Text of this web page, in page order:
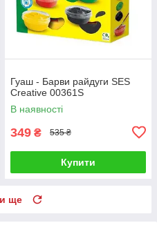
Гуаш - Барви райдуги SES
Creative 00361S
В наявності
349 ₴ 535 ₴
Купити
ще